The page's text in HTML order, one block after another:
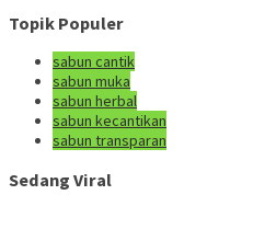
Topik Populer
sabun cantik
sabun muka
sabun herbal
sabun kecantikan
sabun transparan
Sedang Viral